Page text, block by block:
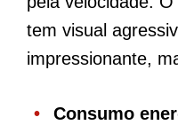
tem visual
impressionante,
Consumo